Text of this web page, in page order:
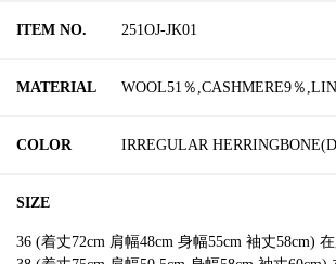
ITEM NO. 251OJ-JK01
MATERIAL WOOL51％,CASHMERE9％
COLOR IRREGULAR
SIZE
36 (着丈72cm 肩幅48cm 身幅55cm 袖丈58cm)